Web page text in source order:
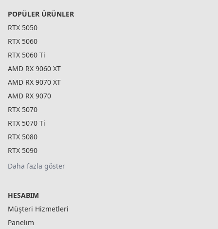
POPÜLER ÜRÜNLER
RTX 5050
RTX 5060
RTX 5060 Ti
AMD RX 9060 XT
AMD RX 9070 XT
AMD RX 9070
RTX 5070
RTX 5070 Ti
RTX 5080
RTX 5090
Daha fazla göster
HESABIM
Müşteri Hizmetleri
Panelim